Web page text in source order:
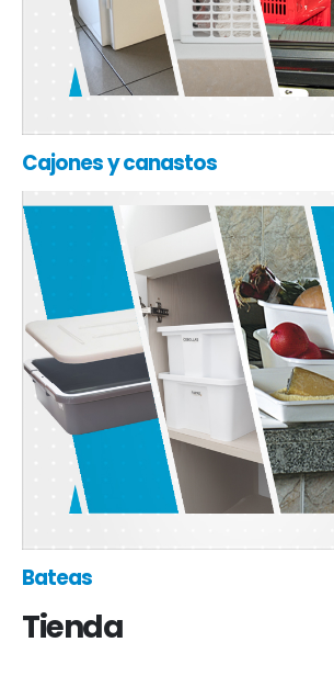
Cajones y canastos
Bateas
Tienda